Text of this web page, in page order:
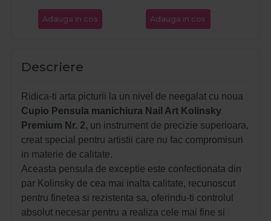
Adauga in cos Adauga in cos
Descriere
Ridica-ti arta picturii la un nivel de neegalat cu noua
Cupio Pensula manichiura Nail Art Kolinsky
Premium Nr. 2, un instrument de precizie superioara,
creat special pentru artistii care nu fac compromisuri
in materie de calitate.
Aceasta pensula de exceptie este confectionata din
par Kolinsky de cea mai inalta calitate, recunoscut
pentru finetea si rezistenta sa, oferindu-ti controlul
absolut necesar pentru a realiza cele mai fine si